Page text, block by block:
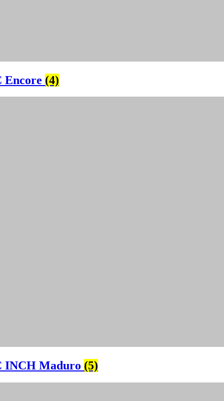
Encore (4)
INCH Maduro (5)